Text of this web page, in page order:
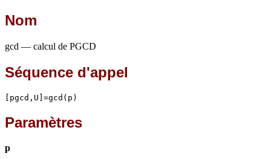
Nom
gcd — calcul de PGCD
Séquence d'appel
[pgcd,U]=gcd(p)
Paramètres
p